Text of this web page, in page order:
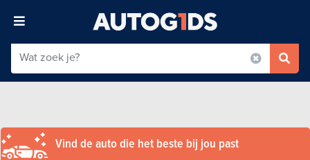
Vind de auto die het beste bij jou past